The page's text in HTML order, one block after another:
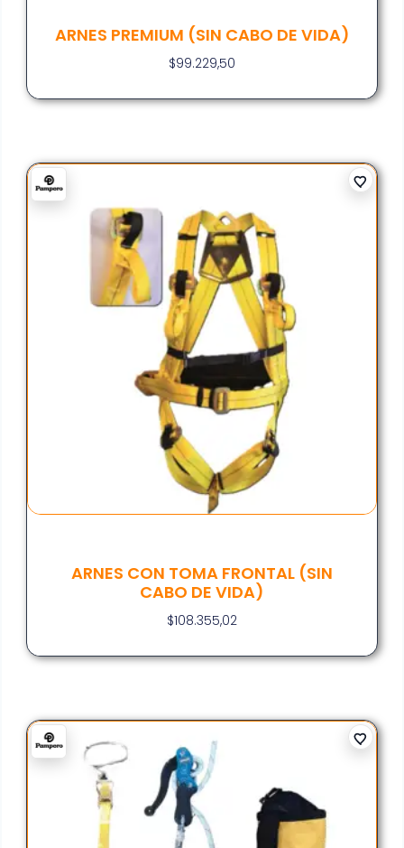
ARNES PREMIUM (SIN CABO DE VIDA)
$99.229,50
ARNES CON TOMA FRONTAL (SIN
CABO DE VIDA)
$108.355,02